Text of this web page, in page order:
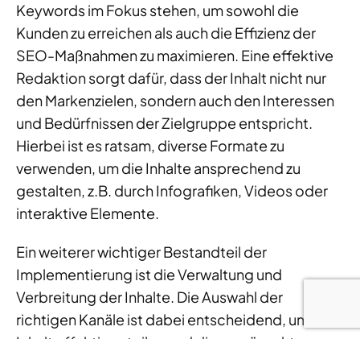
Keywords im Fokus stehen, um sowohl die
Kunden zu erreichen als auch die Effizienz der
SEO-Maßnahmen zu maximieren. Eine effektive
Redaktion sorgt dafür, dass der Inhalt nicht nur
den Markenzielen, sondern auch den Interessen
und Bedürfnissen der Zielgruppe entspricht.
Hierbei ist es ratsam, diverse Formate zu
verwenden, um die Inhalte ansprechend zu
gestalten, z.B. durch Infografiken, Videos oder
interaktive Elemente.
Ein weiterer wichtiger Bestandteil der
Implementierung ist die Verwaltung und
Verbreitung der Inhalte. Die Auswahl der
richtigen Kanäle ist dabei entscheidend, um den